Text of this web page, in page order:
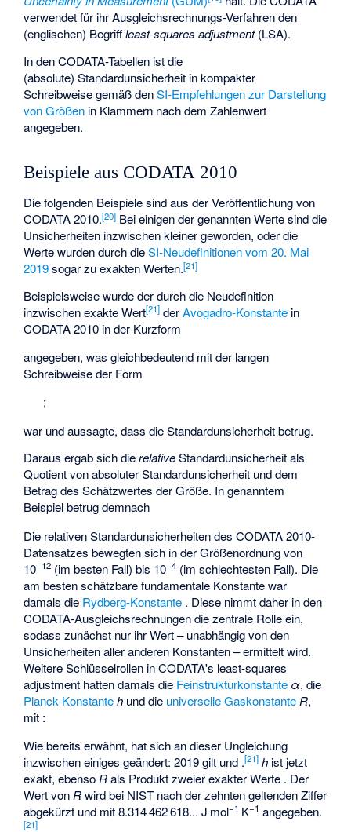
verwendet für ihr Ausgleichsrechnungs-Verfahren den
(englischen) Begriffleast-squares adjustment(LSA).
In den CODATA-Tabellen ist die
(absolute) Standardunsicherheit in kompakter
Schreibweise gemäß denSI-Empfehlungen zur Darstellung
von Größen in Klammern nach dem Zahlenwert
angegeben.
Beispiele aus CODATA 2010
Die folgenden Beispiele sind aus der Veröffentlichung von
CODATA 2010.[20] Bei einigen der genannten Werte sind die
Unsicherheiten inzwischen kleiner geworden, oder die
Werte wurden durch dieSI-Neudefinitionen vom 20. Mai
2019sogar zu exakten Werten.[21]
Beispielsweise wurde der durch die Neudefinition
inzwischen exakte Wert[21] derAvogadro-Konstante in
CODATA 2010 in der Kurzform
angegeben, was gleichbedeutend mit der langen
Schreibweise der Form
;
war und aussagte, dass die Standardunsicherheitbetrug.
Daraus ergab sich dierelativeStandardunsicherheitals
Quotient von absoluter Standardunsicherheit und dem
Betrag des Schätzwertes der Größe. In genanntem
Beispiel betrug demnach
Die relativen Standardunsicherheiten des CODATA 2010-
Datensatzes bewegten sich in der Größenordnung von
10−12 (im besten Fall) bis 10−4 (im schlechtesten Fall). Die
am besten schätzbare fundamentale Konstante war
damals die Rydberg-Konstante . Diese nimmt daher in den
CODATA-Ausgleichsrechnungen die zentrale Rolle ein,
sodass zunächst nur ihr Wert – unabhängig von den
Unsicherheiten aller anderen Konstanten – ermittelt wird.
Weitere Schlüsselrollen in CODATA's least-squares
adjustment hatten damals die Feinstrukturkonstante α, die
Planck-Konstante h und die universelle Gaskonstante R,
mit :
Wie bereits erwähnt, hat sich an dieser Ungleichung
inzwischen einiges geändert: 2019 gilt und .[21] h ist jetzt
exakt, ebenso Rals Produkt zweier exakter Werte . Der
Wert von Rwird bei NIST nach der zehnten geltenden Ziffer
abgekürzt und mit8.314 462 618... J mol−1 K−1 angegeben.
[21]